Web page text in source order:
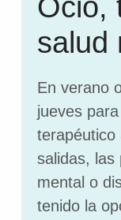
Ocio,
salud
En verano
jueves
terapéutico
salidas, las
mental o
tenido la